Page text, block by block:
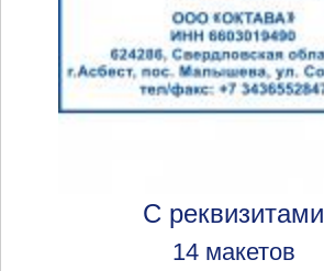
С реквизитами
14 макетов